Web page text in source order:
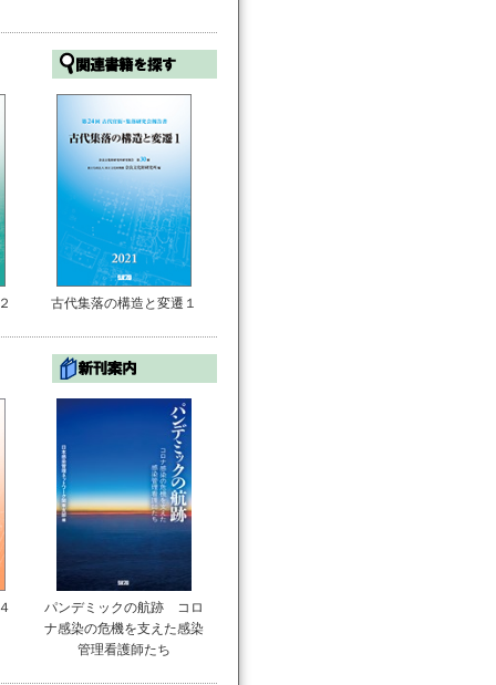
古代集落の構造と変遷１
パンデミックの航跡 コロ
ナ感染の危機を支えた感染
管理看護師たち